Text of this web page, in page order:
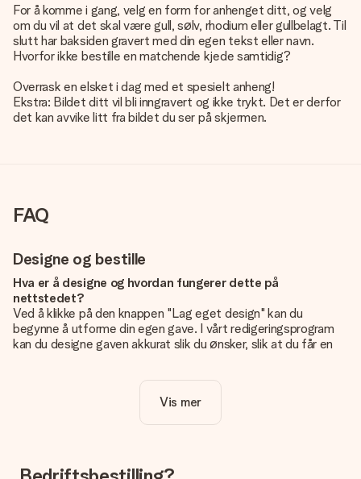
For å komme i gang, velg en form for anhenget ditt, og velg
om du vil at det skal være gull, sølv, rhodium eller gullbelagt. Til
slutt har baksiden gravert med din egen tekst eller navn.
Hvorfor ikke bestille en matchende kjede samtidig?
Overrask en elsket i dag med et spesielt anheng!
Ekstra: Bildet ditt vil bli inngravert og ikke trykt. Det er derfor
det kan avvike litt fra bildet du ser på skjermen.
FAQ
Designe og bestille
Hva er å designe og hvordan fungerer dette på
nettstedet?
Ved å klikke på den knappen "Lag eget design" kan du
begynne å utforme din egen gave. I vårt redigeringsprogram
kan du designe gaven akkurat slik du ønsker, slik at du får en
å gjøre gaven din helt unik.
Er eget design inkludert i prisen?
Vis mer